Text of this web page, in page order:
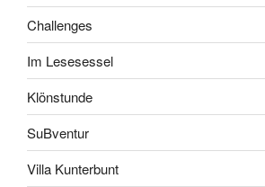
Challenges
Im Lesesessel
Klönstunde
SuBventur
Villa Kunterbunt